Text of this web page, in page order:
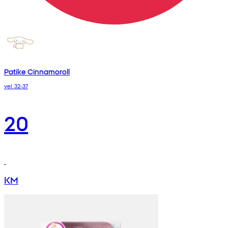
Patike Cinnamoroll
vel. 32-37
20
KM